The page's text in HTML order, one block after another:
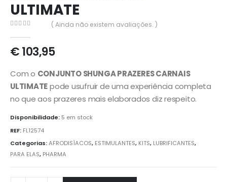
ULTIMATE
( Ainda não existem avaliações. )
€103,95
Com o CONJUNTO SHUNGA PRAZERES CARNAIS
ULTIMATEpode usufruir de uma experiência completa
no que aos prazeres mais elaborados diz respeito.
Disponibilidade: 5 em stock
REF: FL12574
Categorias:AFRODISÍACOS, ESTIMULANTES, KITS, LUBRIFICANTES,
PARA ELAS, PHARMA